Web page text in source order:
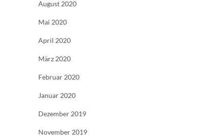
August 2020
Mai 2020
April 2020
März 2020
Februar 2020
Januar 2020
Dezember 2019
November 2019